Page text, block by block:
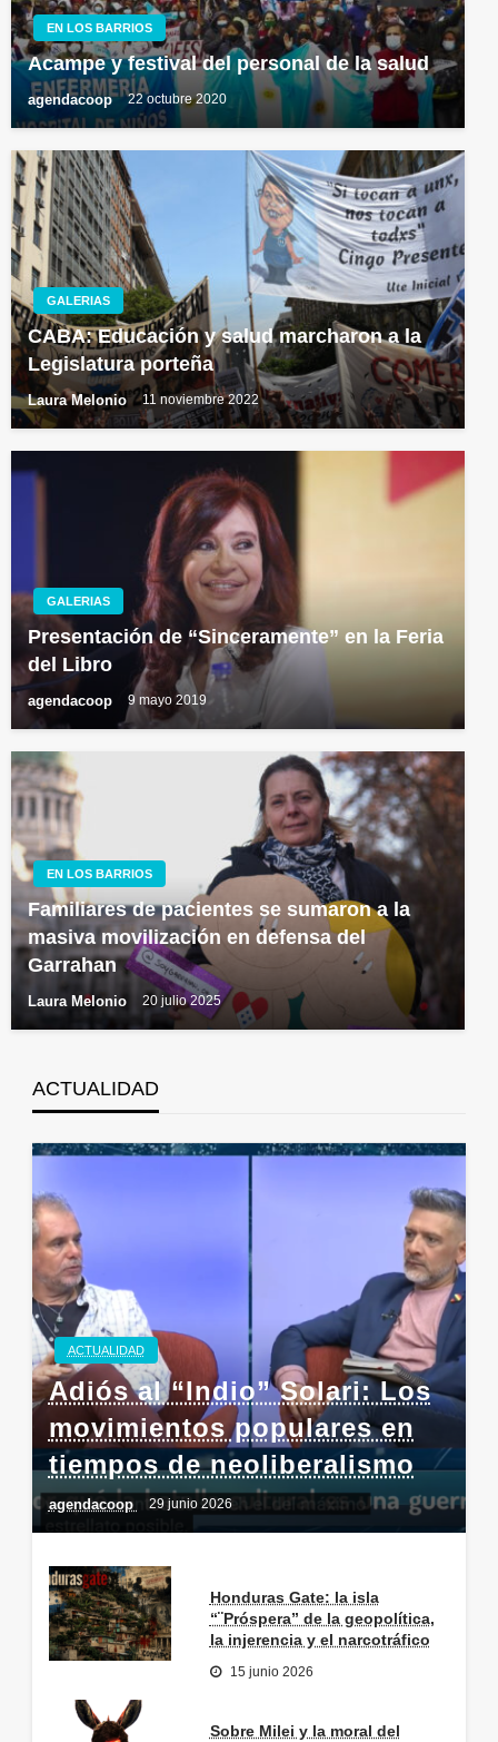
EN LOS BARRIOS
Acampe y festival del personal de la salud
agendacoop 22 octubre 2020
GALERIAS
CABA: Educación y salud marcharon a la
Legislatura porteña
Laura Melonio 11 noviembre 2022
GALERIAS
Presentación de “Sinceramente” en la Feria
del Libro
agendacoop 9 mayo 2019
EN LOS BARRIOS
Familiares de pacientes se sumaron a la
masiva movilización en defensa del
Garrahan
Laura Melonio 20 julio 2025
ACTUALIDAD
ACTUALIDAD
Adiós al “Indio” Solari: Los
movimientos populares en
tiempos de neoliberalismo
agendacoop 29 junio 2026
Honduras Gate: la isla
“¨Próspera” de la geopolítica,
la injerencia y el narcotráfico
15 junio 2026
Sobre Milei y la moral del